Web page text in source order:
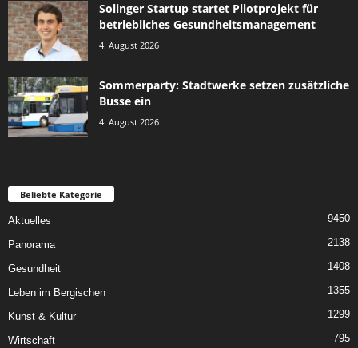
Solinger Startup startet Pilotprojekt für
betriebliches Gesundheitsmanagement
4. August 2026
Sommerparty: Stadtwerke setzen zusätzliche
Busse ein
4. August 2026
Beliebte Kategorie
Aktuelles 9450
Panorama 2138
Gesundheit 1408
Leben im Bergischen 1355
Kunst & Kultur 1299
Wirtschaft 795